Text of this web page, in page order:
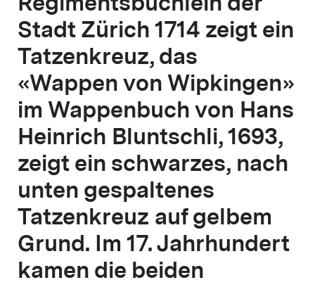
Regimentsbüchlein der
Stadt Zürich 1714 zeigt ein
Tatzenkreuz, das
«Wappen von Wipkingen»
im Wappenbuch von Hans
Heinrich Bluntschli, 1693,
zeigt ein schwarzes, nach
unten gespaltenes
Tatzenkreuz auf gelbem
Grund. Im 17. Jahrhundert
kamen die beiden